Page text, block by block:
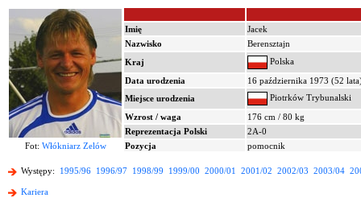
Imię
Jacek
Nazwisko
Berensztajn
Kraj
Polska
Data urodzenia
16 października 1973 (52
Miejsce urodzenia
Piotrków Trybunalski
Wzrost / waga
176 cm / 80 kg
Reprezentacja Polski
2A-0
Fot: Włókniarz Zelów Pozycja pomocnik
Występy: 1995/96 1996/97 1998/99 1999/00 2000/01 2001/02 2002/03 2003/04
Kariera